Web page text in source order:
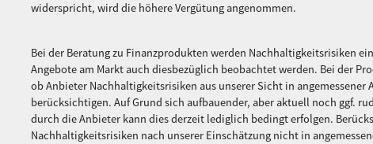
widerspricht, wird die höhere Vergütung angenommen.
Bei der Beratung zu Finanzprodukten werden Nachhaltigkeitsrisiken
Angebote am Markt auch diesbezüglich beobachtet werden. Bei der
ob Anbieter Nachhaltigkeitsrisiken aus unserer Sicht in angemessener
berücksichtigen. Auf Grund sich aufbauender, aber aktuell noch ggf.
durch die Anbieter kann dies derzeit lediglich bedingt erfolgen.
Nachhaltigkeitsrisiken nach unserer Einschätzung nicht in